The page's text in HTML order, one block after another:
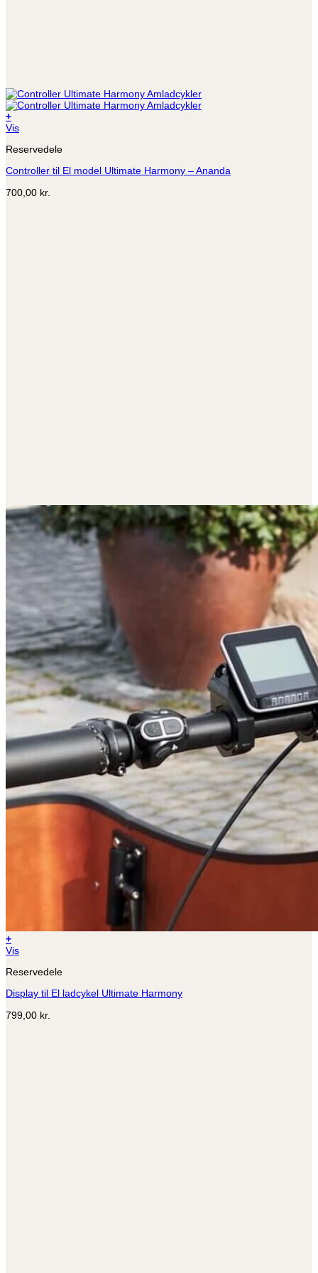
+
Vis
Reservedele
Controller til El model Ultimate Harmony – Ananda
700,00 kr.
+
Vis
Reservedele
Display til El ladcykel Ultimate Harmony
799,00 kr.